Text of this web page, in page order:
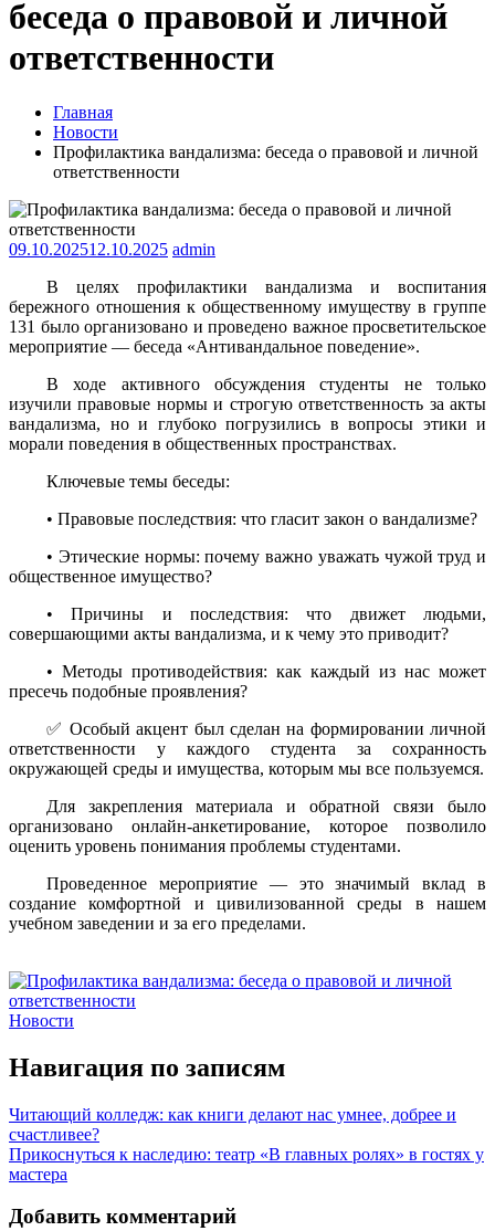
беседа о правовой и личной
ответственности
Главная
Новости
Профилактика вандализма: беседа о правовой и личной
ответственности
09.10.202512.10.2025 admin
В целях профилактики вандализма и воспитания
бережного отношения к общественному имуществу в группе
131 было организовано и проведено важное просветительское
мероприятие — беседа «Антивандальное поведение».
В ходе активного обсуждения студенты не только
изучили правовые нормы и строгую ответственность за акты
вандализма, но и глубоко погрузились в вопросы этики и
морали поведения в общественных пространствах.
Ключевые темы беседы:
• Правовые последствия: что гласит закон о вандализме?
• Этические нормы: почему важно уважать чужой труд и
общественное имущество?
• Причины и последствия: что движет людьми,
совершающими акты вандализма, и к чему это приводит?
• Методы противодействия: как каждый из нас может
пресечь подобные проявления?
✅ Особый акцент был сделан на формировании личной
ответственности у каждого студента за сохранность
окружающей среды и имущества, которым мы все пользуемся.
Для закрепления материала и обратной связи было
организовано онлайн-анкетирование, которое позволило
оценить уровень понимания проблемы студентами.
Проведенное мероприятие — это значимый вклад в
создание комфортной и цивилизованной среды в нашем
учебном заведении и за его пределами.
Новости
Навигация по записям
Читающий колледж: как книги делают нас умнее, добрее и
счастливее?
Прикоснуться к наследию: театр «В главных ролях» в гостях у
мастера
Добавить комментарий